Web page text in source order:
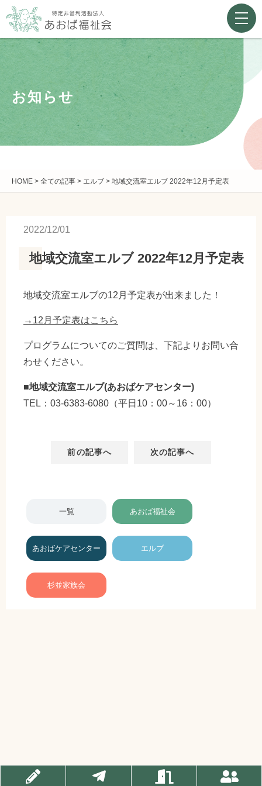
お知らせ
HOME > 全ての記事 > エルブ > 地域交流室エルブ 2022年12月予定表
2022/12/01
地域交流室エルブ 2022年12月予定表
地域交流室エルブの12月予定表が出来ました！
→12 月予定表はこちら
プログラムについてのご質問は、下記よりお問い合
わせください。
■地域交流室エルブ(あおばケアセンター)
TEL： 03-6383-6080 （平日10：00～16：00）
前の記事へ 次の記事へ
一覧 あおば福祉会
あおばケアセンター エルブ
杉並家族会